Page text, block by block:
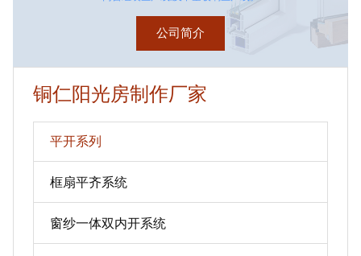
公司简介
铜仁阳光房制作厂家
平开系列
框扇平齐系统
窗纱一体双内开系统